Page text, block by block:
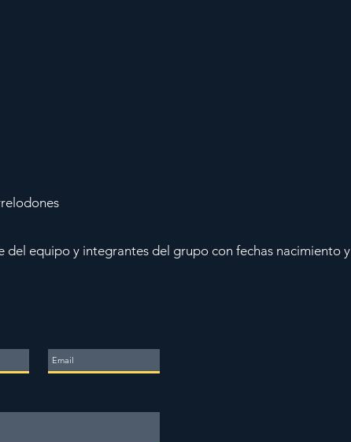
equipo y integrantes del grupo con fechas nacimiento y